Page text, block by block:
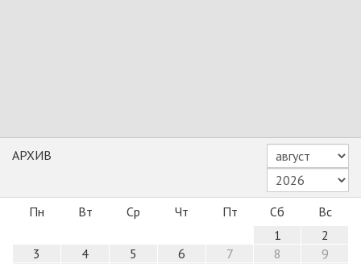
АРХИВ
Пн Вт Ср Чт Пт Сб
Вс
1
2
3
4 5 6 7 8
9